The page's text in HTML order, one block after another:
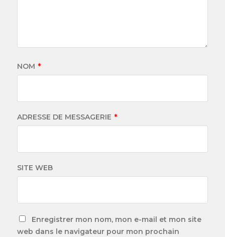
NOM *
ADRESSE DE MESSAGERIE *
SITE WEB
Enregistrer mon nom, mon e-mail et mon site
web dans le navigateur pour mon prochain